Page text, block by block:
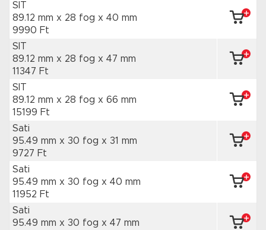
SIT
89.12 mm x 28 fog x 40 mm
9990 Ft
SIT
89.12 mm x 28 fog x 47 mm
11347 Ft
SIT
89.12 mm x 28 fog x 66 mm
15199 Ft
Sati
95.49 mm x 30 fog x 31 mm
9727 Ft
Sati
95.49 mm x 30 fog x 40 mm
11952 Ft
Sati
95.49 mm x 30 fog x 47 mm